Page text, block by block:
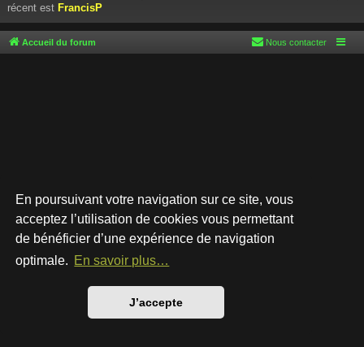
En poursuivant votre navigation sur ce site, vous
acceptez l’utilisation de cookies vous permettant
de bénéficier d’une expérience de navigation
optimale. En savoir plus…
J’accepte
récent est FrancisP
Accueil du forum Nous contacter
Développé parphpBB® Forum Software © phpBB Limited
Style par
Traduction française officielle